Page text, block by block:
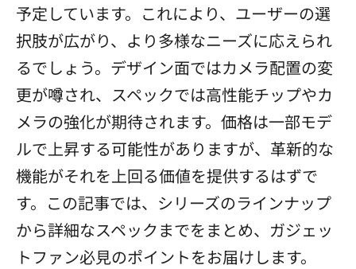
予定しています。これにより、ユーザーの選
択肢が広がり、より多様なニーズに応えられ
るでしょう。デザイン面ではカメラ配置の変
更が噂され、スペックでは高性能チップやカ
メラの強化が期待されます。価格は一部モデ
ルで上昇する可能性がありますが、革新的な
機能がそれを上回る価値を提供するはずで
す。この記事では、シリーズのラインナップ
から詳細なスペックまでをまとめ、ガジェッ
トファン必見のポイントをお届けします。